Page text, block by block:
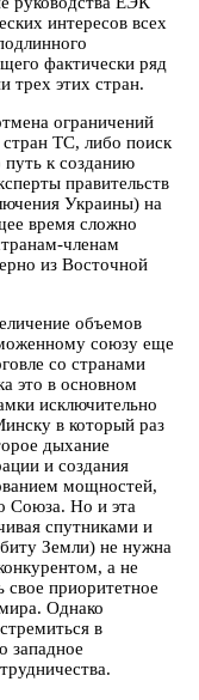
интересов всех
фактически ряд
трех этих стран.
ограничений
стран ТС, либо поиск
путь к созданию
правительств
Украины) на
время сложно
членам
из Восточной
объемов
союзу еще
со странами
это в основном
исключительно
в который раз
дыхание
и создания
мощностей,
Союза. Но и эта
спутниками и
Земли) не нужна
а не
приоритетное
Однако
в
западное